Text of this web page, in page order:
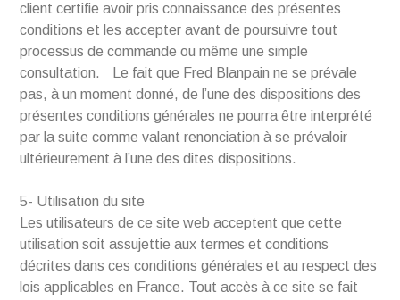
client certifie avoir pris connaissance des présentes
conditions et les accepter avant de poursuivre tout
processus de commande ou même une simple
consultation. Le fait que Fred Blanpain ne se prévale
pas, à un moment donné, de l’une des dispositions des
présentes conditions générales ne pourra être interprété
par la suite comme valant renonciation à se prévaloir
ultérieurement à l’une des dites dispositions.
5- Utilisation du site
Les utilisateurs de ce site web acceptent que cette
utilisation soit assujettie aux termes et conditions
décrites dans ces conditions générales et au respect des
lois applicables en France. Tout accès à ce site se fait